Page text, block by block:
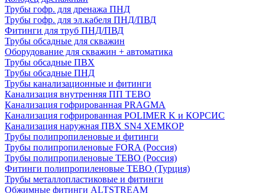
Трубы гофр. для дренажа ПНД
Трубы гофр. для эл.кабеля ПНД/ПВД
Фитинги для труб ПНД/ПВД
Трубы обсадные для скважин
Оборудование для скважин + автоматика
Трубы обсадные ПВХ
Трубы обсадные ПНД
Трубы канализационные и фитинги
Канализация внутренняя ПП TEBO
Канализация гофрированная PRAGMA
Канализация гофрированная POLIMER K и КОРСИС
Канализация наружная ПВХ SN4 ХЕМКОР
Трубы полипропиленовые и фитинги
Трубы полипропиленовые FORA (Россия)
Трубы полипропиленовые TEBO (Россия)
Фитинги полипропиленовые TEBO (Турция)
Трубы металлопластиковые и фитинги
Обжимные фитинги ALTSTREAM